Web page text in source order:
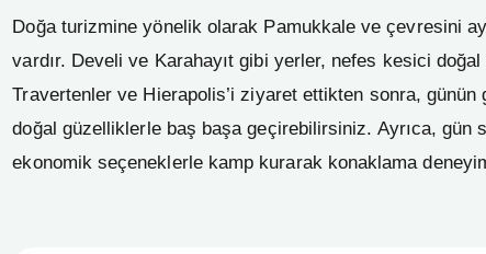
Doğa turizmine yönelik olarak Pamukkale ve çevresini
vardır. Develi ve Karahayıt gibi yerler, nefes kesici
Travertenler ve Hierapolis’i ziyaret ettikten sonra, günün
doğal güzelliklerle baş başa geçirebilirsiniz. Ayrıca, gün
ekonomik seçeneklerle kamp kurarak konaklama